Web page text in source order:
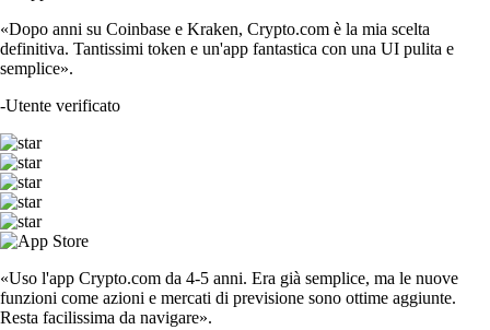
«Dopo anni su Coinbase e Kraken, Crypto.com è la mia scelta
definitiva. Tantissimi token e un'app fantastica con una UI pulita e
semplice».
-Utente verificato
«Uso l'app Crypto.com da 4-5 anni. Era già semplice, ma le nuove
funzioni come azioni e mercati di previsione sono ottime aggiunte.
Resta facilissima da navigare».